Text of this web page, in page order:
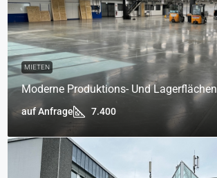
MIETEN
Moderne Produktions- Und Lagerflächen
auf Anfrage 7.400